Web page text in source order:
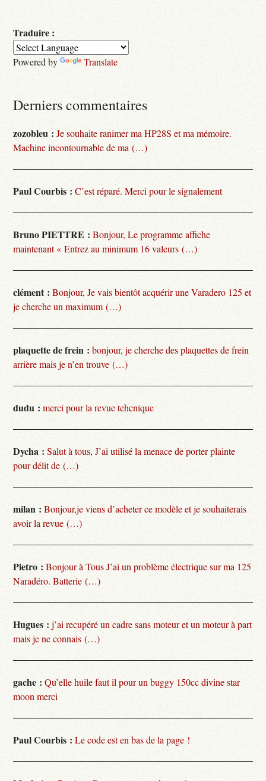
Traduire :
Powered by Translate
Derniers commentaires
zozobleu : Je souhaite ranimer ma HP28S et ma mémoire.
Machine incontournable de ma (…)
Paul Courbis : C’est réparé. Merci pour le signalement
Bruno PIETTRE : Bonjour, Le programme affiche
maintenant « Entrez au minimum 16 valeurs (…)
clément : Bonjour, Je vais bientôt acquérir une Varadero 125 et
je cherche un maximum (…)
plaquette de frein : bonjour, je cherche des plaquettes de frein
arrière mais je n’en trouve (…)
dudu : merci pour la revue tehcnique
Dycha : Salut à tous, J’ai utilisé la menace de porter plainte
pour délit de (…)
milan : Bonjour,je viens d’acheter ce modèle et je souhaiterais
avoir la revue (…)
Pietro : Bonjour à Tous J’ai un problème électrique sur ma 125
Naradéro. Batterie (…)
Hugues : j’ai recupéré un cadre sans moteur et un moteur à part
mais je ne connais (…)
gache : Qu’elle huile faut il pour un buggy 150cc divine star
moon merci
Paul Courbis : Le code est en bas de la page !